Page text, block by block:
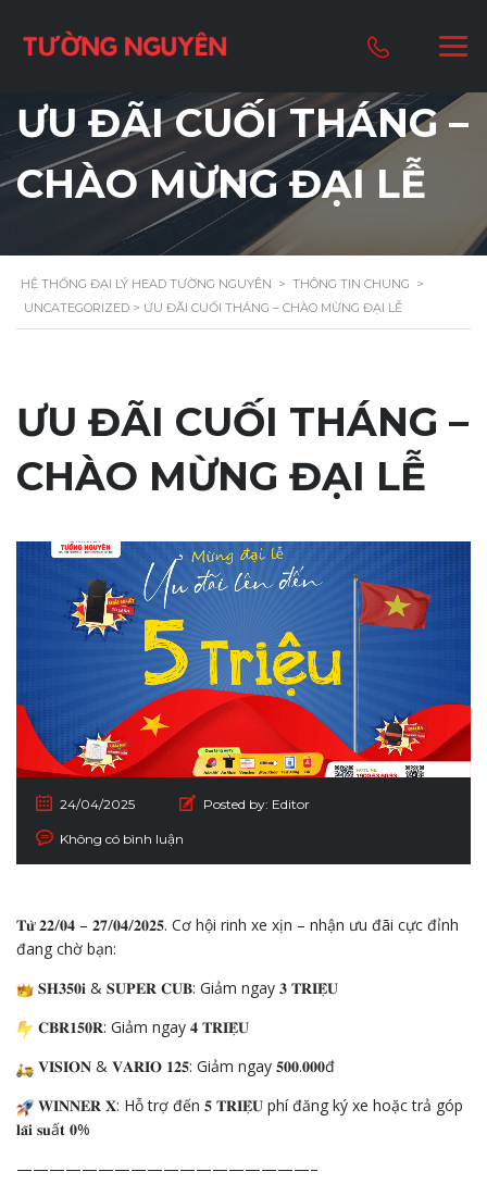
ƯU ĐÃI CUỐI THÁNG –
CHÀO MỪNG ĐẠI LỄ
HỆ THỐNG ĐẠI LÝ HEAD TƯỜNG NGUYÊN > THÔNG TIN CHUNG >
UNCATEGORIZED > ƯU ĐÃI CUỐI THÁNG – CHÀO MỪNG ĐẠI LỄ
ƯU ĐÃI CUỐI THÁNG –
CHÀO MỪNG ĐẠI LỄ
24/04/2025 Posted by: Editor
Không có bình luận
𝐓𝐮̛̀ 𝟐𝟐/𝟎𝟒 – 𝟐𝟕/𝟎𝟒/𝟐𝟎𝟐𝟓. Cơ hội rinh xe xịn – nhận ưu đãi cực đỉnh
đang chờ bạn:
𝐒𝐇𝟑𝟓𝟎𝐢 & 𝐒𝐔𝐏𝐄𝐑 𝐂𝐔𝐁: Giảm ngay 𝟑 𝐓𝐑𝐈𝐄̣̂𝐔
𝐂𝐁𝐑𝟏𝟓𝟎𝐑: Giảm ngay 𝟒 𝐓𝐑𝐈𝐄̣̂𝐔
𝐕𝐈𝐒𝐈𝐎𝐍 & 𝐕𝐀𝐑𝐈𝐎 𝟏𝟐𝟓: Giảm ngay 𝟓𝟎𝟎.𝟎𝟎𝟎đ
𝐖𝐈𝐍𝐍𝐄𝐑 𝐗: Hỗ trợ đến 𝟓 𝐓𝐑𝐈𝐄̣̂𝐔 phí đăng ký xe hoặc trả góp
𝐥𝐚̃𝐢 𝐬𝐮ấ𝐭 𝟎%
——————————————————–